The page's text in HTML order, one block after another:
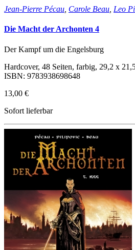
Jean-Pierre Pécau Carole Beau Leo
Die Macht der Archonten 4
Der Kampf um die Engelsburg
Hardcover, 48 Seiten, farbig, 29,2 x
ISBN: 9783938698648
13,00 €
Sofort lieferbar